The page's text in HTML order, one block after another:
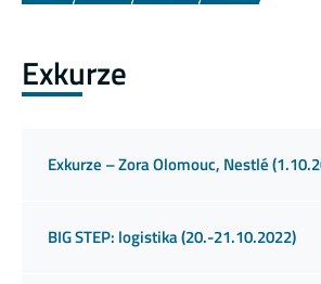
Exkurze
Exkurze – Zora Olomouc, Nestlé
BIG STEP: logistika (20.-21.10.2022)